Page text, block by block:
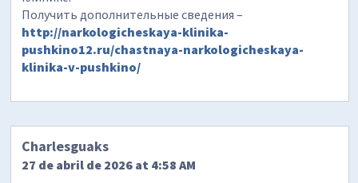
Получить дополнительные сведения –
http://narkologicheskaya-klinika-
pushkino12.ru/chastnaya-narkologicheskaya-
klinika-v-pushkino/
Charlesguaks
27 de abril de 2026 at 4:58 AM